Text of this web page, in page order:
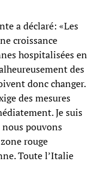
a déclaré: «Les
croissance
hospitalisées en
des
donc changer.
des mesures
Je suis
pouvons
rouge
Toute l’Italie